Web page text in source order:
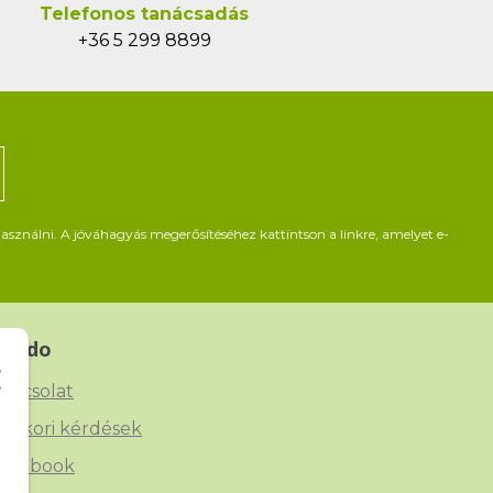
Telefonos tanácsadás
+36 5 299 8899
A jóváhagyás megerősítéséhez kattintson a linkre, amelyet e-
Beado
kérdések